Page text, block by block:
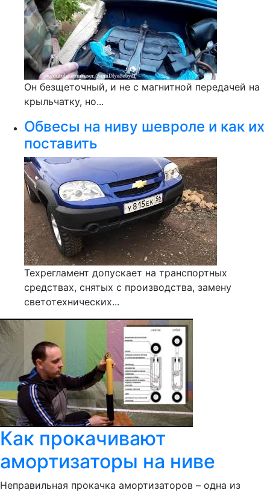
Он безщеточный, и не с магнитной передачей на
крыльчатку, но...
Обвесы на ниву шевроле и как их
поставить
Техрегламент допускает на транспортных
средствах, снятых с производства, замену
светотехнических...
Как прокачивают
амортизаторы на ниве
Неправильная прокачка амортизаторов – одна из